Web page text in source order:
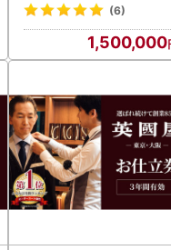
(6)
1,500,000